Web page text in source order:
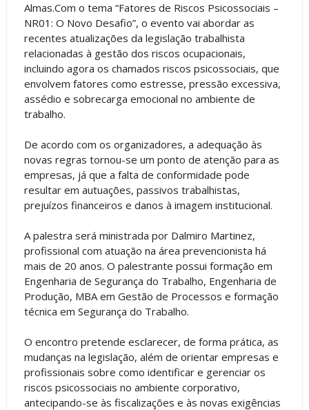
Almas.Com o tema “Fatores de Riscos Psicossociais –
NR01: O Novo Desafio”, o evento vai abordar as
recentes atualizações da legislação trabalhista
relacionadas à gestão dos riscos ocupacionais,
incluindo agora os chamados riscos psicossociais, que
envolvem fatores como estresse, pressão excessiva,
assédio e sobrecarga emocional no ambiente de
trabalho.
De acordo com os organizadores, a adequação às
novas regras tornou-se um ponto de atenção para as
empresas, já que a falta de conformidade pode
resultar em autuações, passivos trabalhistas,
prejuízos financeiros e danos à imagem institucional.
A palestra será ministrada por Dalmiro Martinez,
profissional com atuação na área prevencionista há
mais de 20 anos. O palestrante possui formação em
Engenharia de Segurança do Trabalho, Engenharia de
Produção, MBA em Gestão de Processos e formação
técnica em Segurança do Trabalho.
O encontro pretende esclarecer, de forma prática, as
mudanças na legislação, além de orientar empresas e
profissionais sobre como identificar e gerenciar os
riscos psicossociais no ambiente corporativo,
antecipando-se às fiscalizações e às novas exigências